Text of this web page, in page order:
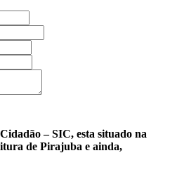
– SIC, esta situado na
de Pirajuba e ainda,